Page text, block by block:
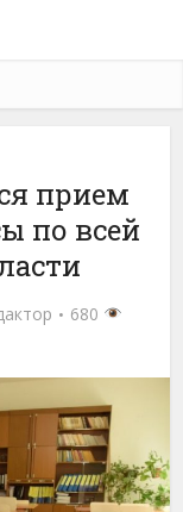
прием
по всей
680